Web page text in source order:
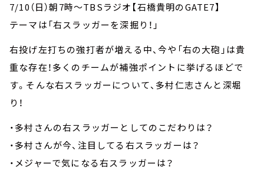
7/10（日）朝7時～TBSラジオ【石橋貴明のGATE7】
テーマは「右スラッガーを深掘り！」
右投げ左打ちの強打者が増える中、今や「右の大砲」は貴
重な存在！多くのチームが補強ポイントに挙げるほどで
す。そんな右スラッガーについて、多村仁志さんと深堀
り！
・多村さんの右スラッガーとしてのこだわりは？
・多村さんが今、注目してる右スラッガーは？
・メジャーで気になる右スラッガーは？